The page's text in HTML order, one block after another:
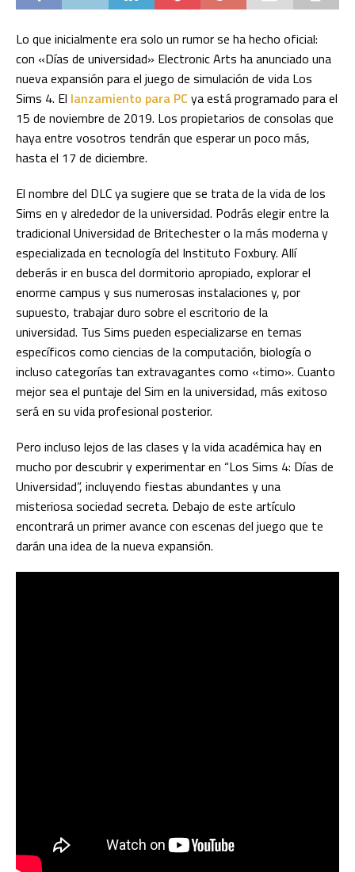
Lo que inicialmente era solo un rumor se ha hecho oficial:
con «Días de universidad» Electronic Arts ha anunciado una
nueva expansión para el juego de simulación de vida Los
Sims 4. El lanzamiento para PC ya está programado para el
15 de noviembre de 2019. Los propietarios de consolas que
haya entre vosotros tendrán que esperar un poco más,
hasta el 17 de diciembre.
El nombre del DLC ya sugiere que se trata de la vida de los
Sims en y alrededor de la universidad. Podrás elegir entre la
tradicional Universidad de Britechester o la más moderna y
especializada en tecnología del Instituto Foxbury. Allí
deberás ir en busca del dormitorio apropiado, explorar el
enorme campus y sus numerosas instalaciones y, por
supuesto, trabajar duro sobre el escritorio de la
universidad. Tus Sims pueden especializarse en temas
específicos como ciencias de la computación, biología o
incluso categorías tan extravagantes como «timo». Cuanto
mejor sea el puntaje del Sim en la universidad, más exitoso
será en su vida profesional posterior.
Pero incluso lejos de las clases y la vida académica hay en
mucho por descubrir y experimentar en “Los Sims 4: Días de
Universidad”, incluyendo fiestas abundantes y una
misteriosa sociedad secreta. Debajo de este artículo
encontrará un primer avance con escenas del juego que te
darán una idea de la nueva expansión.